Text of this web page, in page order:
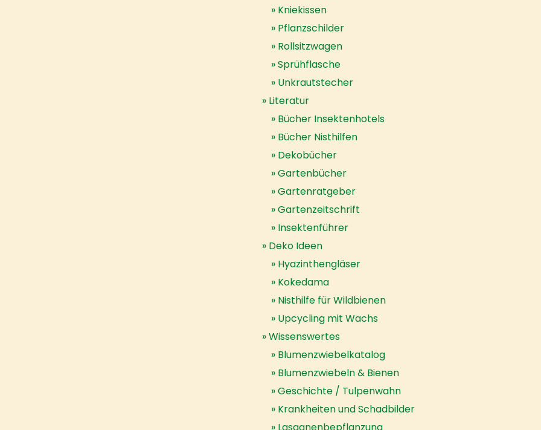
Kniekissen
Pflanzschilder
Rollsitzwagen
Sprühflasche
Unkrautstecher
Literatur
Bücher Insektenhotels
Bücher Nisthilfen
Dekobücher
Gartenbücher
Gartenratgeber
Gartenzeitschrift
Insektenführer
Deko Ideen
Hyazinthengläser
Kokedama
Nisthilfe für Wildbienen
Upcycling mit Wachs
Wissenswertes
Blumenzwiebelkatalog
Blumenzwiebeln & Bienen
Geschichte / Tulpenwahn
Krankheiten und Schadbilder